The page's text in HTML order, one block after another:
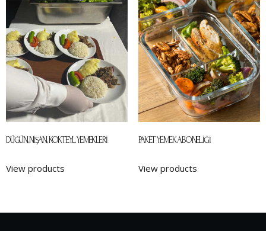
DÜĞÜN, NIŞAN, KOKTEYL YEMEKLERI
View products
PAKET YEMEK ABONELIĞI
View products